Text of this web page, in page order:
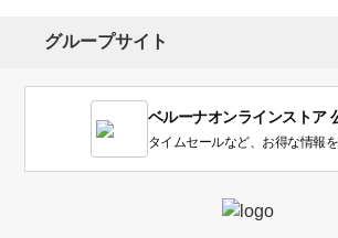
グループサイト
ベルーナオンラインストア
タイムセールなど、お得な情報を